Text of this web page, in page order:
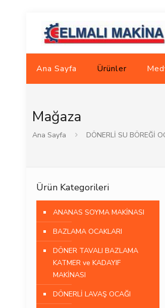
Ana Sayfa Ürünler
Mağaza
Ana Sayfa DÖNERLİ SU BÖREĞİ
Ürün Kategorileri
ANANAS SOYMA MAKİNASI
BAZLAMA OCAKLARI
DÖNER TAVALI BAZLAMA
KATMER ve KADAYIF
MAKİNASI
DÖNERLİ LAVAŞ OCAĞI